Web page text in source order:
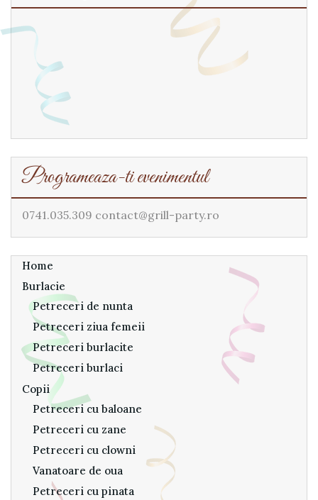
Programeaza-ti evenimentul
0741.035.309 contact@grill-party.ro
Home
Burlacie
Petreceri de nunta
Petreceri ziua femeii
Petreceri burlacite
Petreceri burlaci
Copii
Petreceri cu baloane
Petreceri cu zane
Petreceri cu clowni
Vanatoare de oua
Petreceri cu pinata